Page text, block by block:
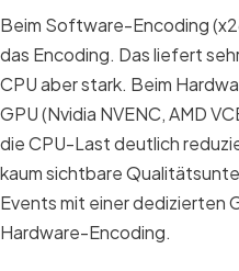
Beim Software-Encoding
das Encoding. Das liefert
CPU aber stark. Beim
GPU (Nvidia NVENC, AMD
die CPU-Last deutlich
kaum sichtbare
Events mit einer dedizierten
Hardware-Encoding.